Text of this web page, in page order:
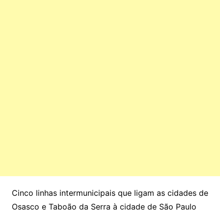
Cinco linhas intermunicipais que ligam as cidades de
Osasco e Taboão da Serra à cidade de São Paulo